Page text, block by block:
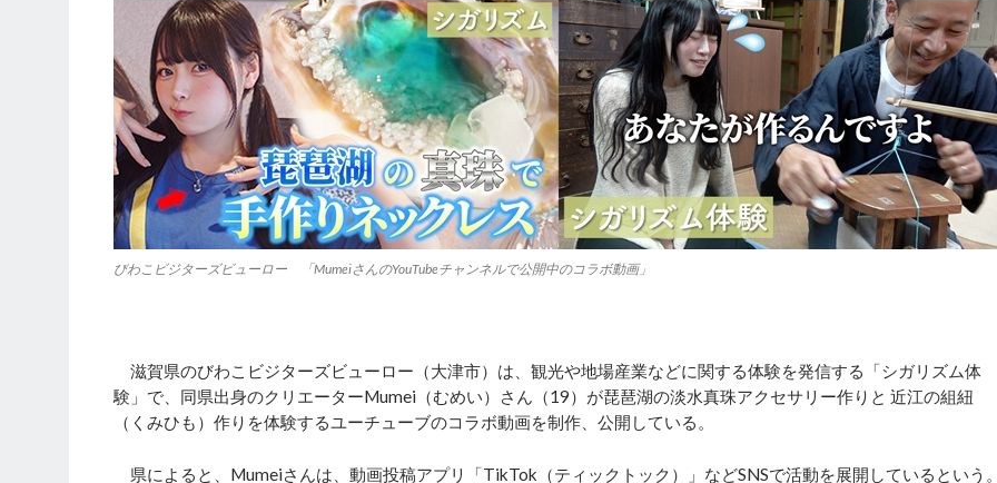
びわこビジターズビューロー 「MumeiさんのYouTubeチャンネルで公開中のコラボ動画」
滋賀県のびわこビジターズビューロー（大津市）は、観光や地場産業などに関する体験を発信する「シガリズム体
験」で、同県出身のクリエーターMumei（むめい）さん（19）が琵琶湖の淡水真珠アクセサリー作りと 近江の組紐
（くみひも）作りを体験するユーチューブのコラボ動画を制作、公開している。
県によると、Mumeiさんは、動画投稿アプリ「TikTok（ティックトック）」などSNSで活動を展開しているという